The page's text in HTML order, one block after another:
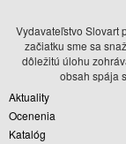
Vydavateľstvo Slovart
začiatku sme sa
dôležitú úlohu
obsah spája
Aktuality
Ocenenia
Katalóg